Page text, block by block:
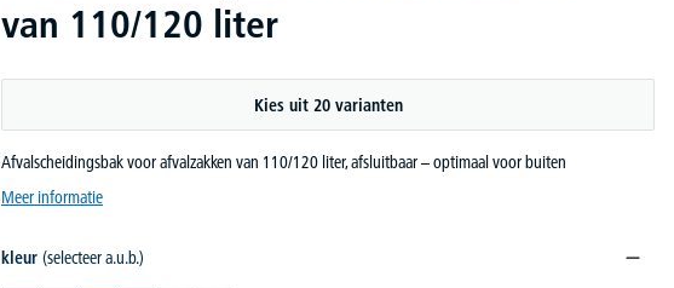
van 110/120 liter
Kies uit 20 varianten
Afvalscheidingsbak voor afvalzakken van 110/120 liter, afsluitbaar – optimaal voor buiten
Meer informatie
kleur (selecteer a.u.b.)